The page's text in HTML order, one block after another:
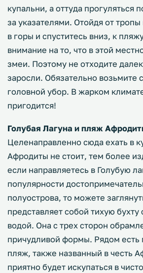
купальни, а оттуда прогуляться
за указателями. Отойдя от
в горы и спуститесь вниз, к
внимание на то, что в этой
змеи. Поэтому не отходите
заросли. Обязательно возьмите
головной убор. В жарком
пригодится!
Голубая Лагуна и пляж
Целенаправленно сюда ехать в
Афродиты не стоит, тем более
если направляетесь в Голубую
популярности
полуострова, то можете
представляет собой тихую
водой. Она с трех сторон
причудливой формы. Рядом есть
пляж, также названный в честь
приятно будет искупаться в